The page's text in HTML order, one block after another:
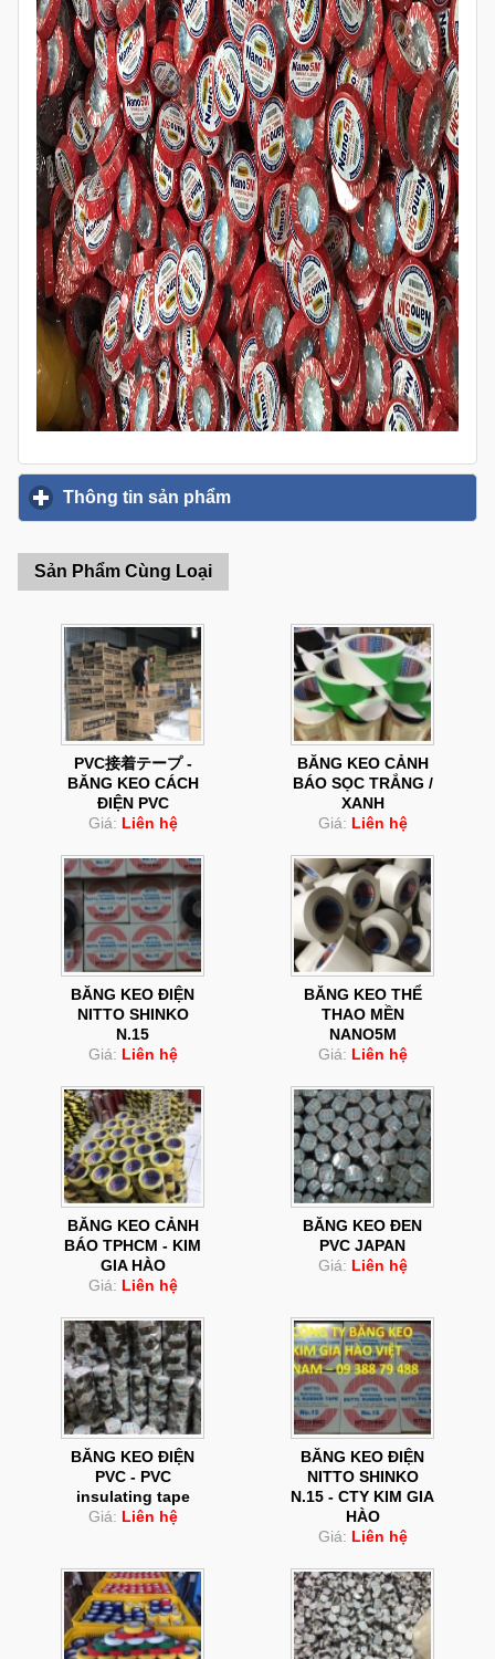
Thông tin sản phẩm
Sản Phẩm Cùng Loại
PVC接着テープ -
BĂNG KEO CÁCH
ĐIỆN PVC
Giá: Liên hệ
BĂNG KEO CẢNH
BÁO SỌC TRẮNG /
XANH
Giá: Liên hệ
BĂNG KEO ĐIỆN
NITTO SHINKO
N.15
Giá: Liên hệ
BĂNG KEO THỂ
THAO MỀN
NANO5M
Giá: Liên hệ
BĂNG KEO CẢNH
BÁO TPHCM - KIM
GIA HÀO
Giá: Liên hệ
BĂNG KEO ĐEN
PVC JAPAN
Giá: Liên hệ
BĂNG KEO ĐIỆN
PVC - PVC
insulating tape
Giá: Liên hệ
BĂNG KEO ĐIỆN
NITTO SHINKO
N.15 - CTY KIM GIA
HÀO
Giá: Liên hệ